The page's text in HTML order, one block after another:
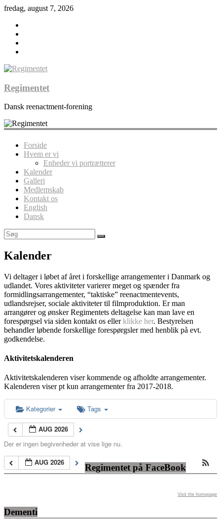
fredag, august 7, 2026
Regimentet
Dansk reenactment-forening
Forside
Hvem er vi
Enheder vi portrætterer
Kalender
Galleri
Medlemskab
Kontakt os
English
Dansk
Kalender
Vi deltager i løbet af året i forskellige arrangementer i Danmark og
udlandet. Vores aktiviteter varierer meget og spænder fra
formidlingsarrangementer, “taktiske” reenactmentevents,
udlandsrejser, sociale aktiviteter til filmproduktion. Er man
arrangører og ønsker Regimentets deltagelse kan man lave en
forespørgsel via siden kontakt os ellerklikke her. Bestyrelsen
behandler løbende forskellige forespørgsler med henblik på evt.
godkendelse.
Aktivitetskalenderen
Aktivitetskalenderen viser kommende og afholdte arrangementer.
Kalenderen viser pt kun arrangementer fra 2017-2018.
Kategorier Tags
AUG 2026
Der er ingen begivenheder at vise lige nu.
AUG 2026
Regimentet på FaceBook
Visit the homepage
Dementi